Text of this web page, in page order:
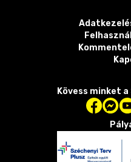
Kövess minket